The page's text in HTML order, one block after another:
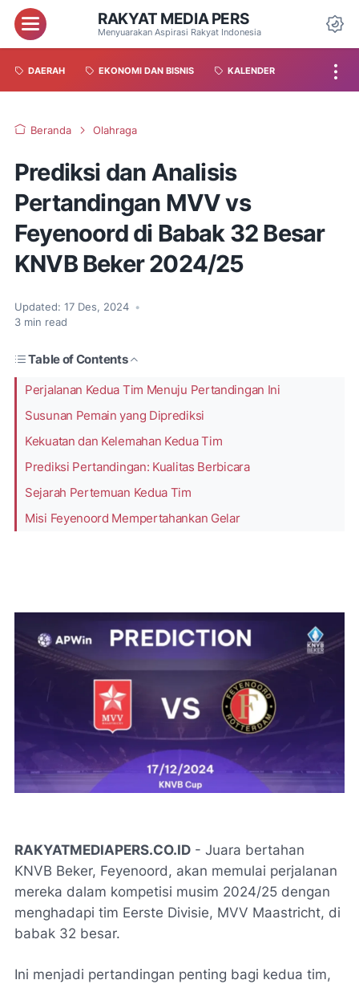
RAKYAT MEDIA PERS
Menyuarakan Aspirasi Rakyat Indonesia
DAERAH EKONOMI DAN BISNIS KALENDER
Beranda Olahraga
Prediksi dan Analisis
Pertandingan MVV vs
Feyenoord di Babak 32 Besar
KNVB Beker 2024/25
Updated: 17 Des, 2024 •
3 min read
Table of Contents
Perjalanan Kedua Tim Menuju Pertandingan Ini
Susunan Pemain yang Diprediksi
Kekuatan dan Kelemahan Kedua Tim
Prediksi Pertandingan: Kualitas Berbicara
Sejarah Pertemuan Kedua Tim
Misi Feyenoord Mempertahankan Gelar
RAKYATMEDIAPERS.CO.ID - Juara bertahan
KNVB Beker, Feyenoord, akan memulai perjalanan
mereka dalam kompetisi musim 2024/25 dengan
menghadapi tim Eerste Divisie, MVV Maastricht, di
babak 32 besar.
Ini menjadi pertandingan penting bagi kedua tim,